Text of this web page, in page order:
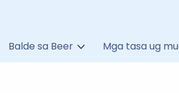
Balde sa Beer Mga tasa ug